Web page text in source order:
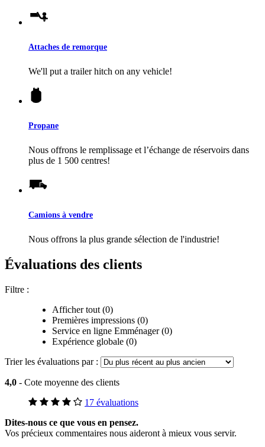
Attaches de remorque
We'll put a trailer hitch on any vehicle!
Propane
Nous offrons le remplissage et l’échange de réservoirs dans
plus de 1 500 centres!
Camions à vendre
Nous offrons la plus grande sélection de l'industrie!
Évaluations des clients
Filtre :
Afficher tout (0)
Premières impressions (0)
Service en ligne Emménager (0)
Expérience globale (0)
Trier les évaluations par :
4,0 - Cote moyenne des clients
17 évaluations
Dites-nous ce que vous en pensez.
Vos précieux commentaires nous aideront à mieux vous servir.